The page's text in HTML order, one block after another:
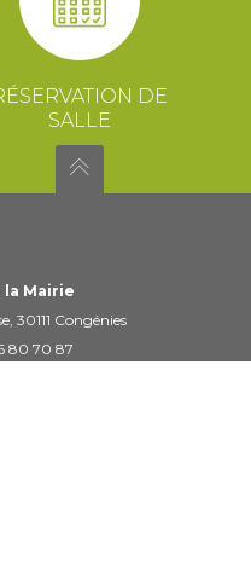
DE
SALLE
la Mairie
30111 Congénies
80 70 87